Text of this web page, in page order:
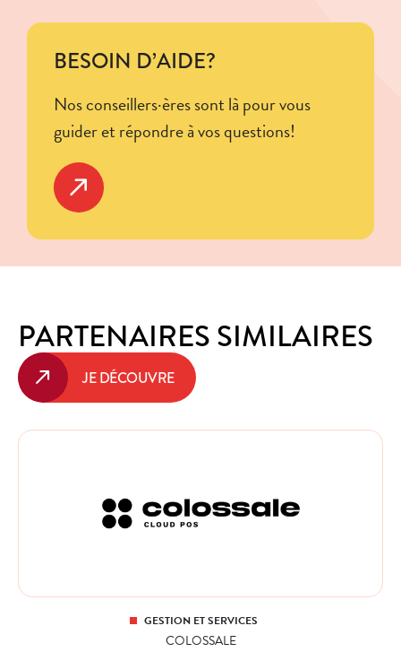
BESOIN D’AIDE?
Nos conseillers·ères sont là pour vous
guider et répondre à vos questions!
PARTENAIRES SIMILAIRES
JE DÉCOUVRE
GESTION ET SERVICES
COLOSSALE